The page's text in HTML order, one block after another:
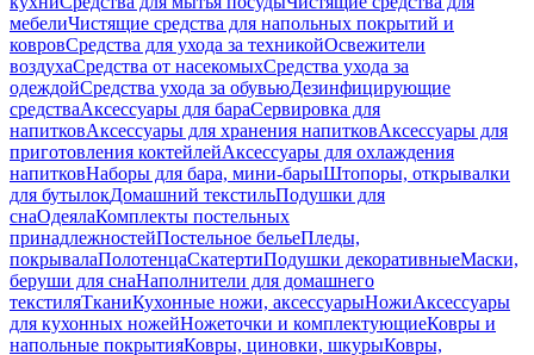
мебелиЧистящие средства для напольных покрытий и
ковровСредства для ухода за техникойОсвежители
воздухаСредства от насекомыхСредства ухода за
одеждойСредства ухода за обувьюДезинфицирующие
средстваАксессуары для бараСервировка для
напитковАксессуары для хранения напитковАксессуары для
приготовления коктейлейАксессуары для охлаждения
напитковНаборы для бара, мини-барыШтопоры, открывалки
для бутылокДомашний текстильПодушки для
снаОдеялаКомплекты постельных
принадлежностейПостельное бельеПледы,
покрывалаПолотенцаСкатертиПодушки декоративныеМаски,
беруши для снаНаполнители для домашнего
текстиляТканиКухонные ножи, аксессуарыНожиАксессуары
для кухонных ножейНожеточки и комплектующиеКовры и
напольные покрытияКовры, циновки, шкурыКовры,